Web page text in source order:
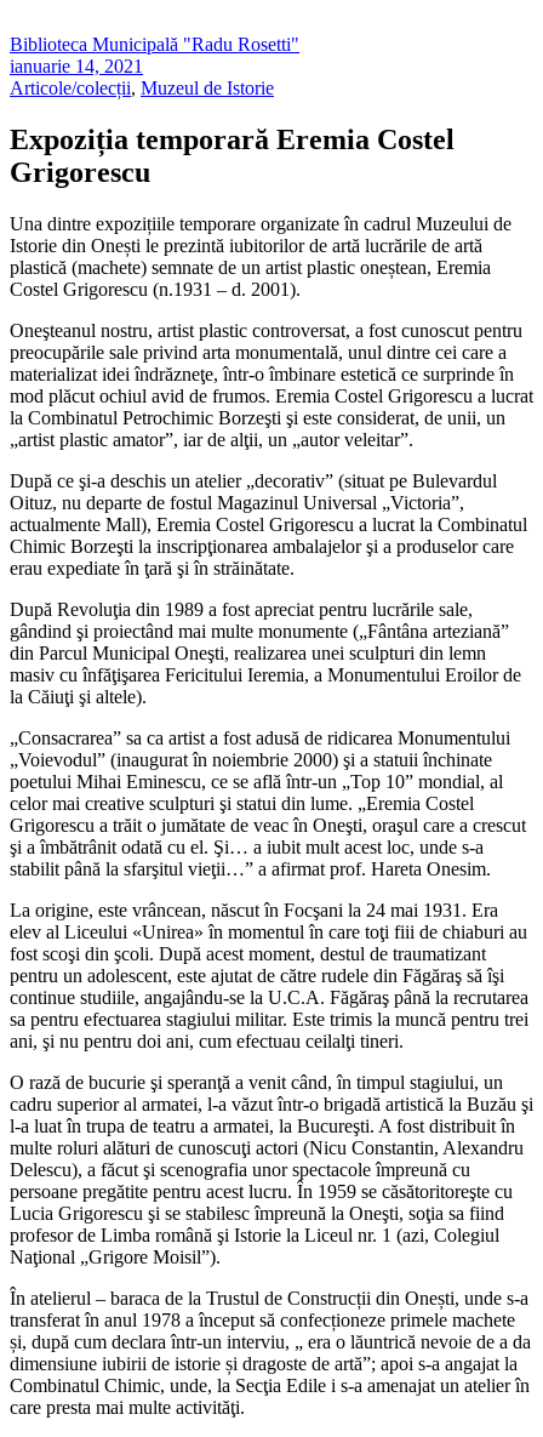
Biblioteca Municipală "Radu Rosetti"
ianuarie 14, 2021
Articole/colecții, Muzeul de Istorie
Expoziția temporară Eremia Costel
Grigorescu
Una dintre expozițiile temporare organizate în cadrul Muzeului de
Istorie din Onești le prezintă iubitorilor de artă lucrările de artă
plastică (machete) semnate de un artist plastic oneștean, Eremia
Costel Grigorescu (n.1931 – d. 2001).
Oneşteanul nostru, artist plastic controversat, a fost cunoscut pentru
preocupările sale privind arta monumentală, unul dintre cei care a
materializat idei îndrăzneţe, într-o îmbinare estetică ce surprinde în
mod plăcut ochiul avid de frumos. Eremia Costel Grigorescu a lucrat
la Combinatul Petrochimic Borzeşti şi este considerat, de unii, un
„artist plastic amator”, iar de alţii, un „autor veleitar”.
După ce şi-a deschis un atelier „decorativ” (situat pe Bulevardul
Oituz, nu departe de fostul Magazinul Universal „Victoria”,
actualmente Mall), Eremia Costel Grigorescu a lucrat la Combinatul
Chimic Borzeşti la inscripţionarea ambalajelor şi a produselor care
erau expediate în ţară şi în străinătate.
După Revoluţia din 1989 a fost apreciat pentru lucrările sale,
gândind şi proiectând mai multe monumente („Fântâna arteziană”
din Parcul Municipal Oneşti, realizarea unei sculpturi din lemn
masiv cu înfăţişarea Fericitului Ieremia, a Monumentului Eroilor de
la Căiuţi şi altele).
„Consacrarea” sa ca artist a fost adusă de ridicarea Monumentului
„Voievodul” (inaugurat în noiembrie 2000) şi a statuii închinate
poetului Mihai Eminescu, ce se află într-un „Top 10” mondial, al
celor mai creative sculpturi şi statui din lume. „Eremia Costel
Grigorescu a trăit o jumătate de veac în Oneşti, oraşul care a crescut
şi a îmbătrânit odată cu el. Şi… a iubit mult acest loc, unde s-a
stabilit până la sfarşitul vieţii…” a afirmat prof. Hareta Onesim.
La origine, este vrâncean, născut în Focşani la 24 mai 1931. Era
elev al Liceului «Unirea» în momentul în care toţi fiii de chiaburi au
fost scoşi din şcoli. După acest moment, destul de traumatizant
pentru un adolescent, este ajutat de către rudele din Făgăraş să îşi
continue studiile, angajându-se la U.C.A. Făgăraş până la recrutarea
sa pentru efectuarea stagiului militar. Este trimis la muncă pentru trei
ani, şi nu pentru doi ani, cum efectuau ceilalţi tineri.
O rază de bucurie şi speranţă a venit când, în timpul stagiului, un
cadru superior al armatei, l-a văzut într-o brigadă artistică la Buzău şi
l-a luat în trupa de teatru a armatei, la Bucureşti. A fost distribuit în
multe roluri alături de cunoscuţi actori (Nicu Constantin, Alexandru
Delescu), a făcut şi scenografia unor spectacole împreună cu
persoane pregătite pentru acest lucru. În 1959 se căsătoritoreşte cu
Lucia Grigorescu şi se stabilesc împreună la Oneşti, soţia sa fiind
profesor de Limba română şi Istorie la Liceul nr. 1 (azi, Colegiul
Naţional „Grigore Moisil”).
În atelierul – baraca de la Trustul de Construcții din Onești, unde s-a
transferat în anul 1978 a început să confecționeze primele machete
și, după cum declara într-un interviu, „ era o lăuntrică nevoie de a da
dimensiune iubirii de istorie și dragoste de artă”; apoi s-a angajat la
Combinatul Chimic, unde, la Secţia Edile i s-a amenajat un atelier în
care presta mai multe activităţi.